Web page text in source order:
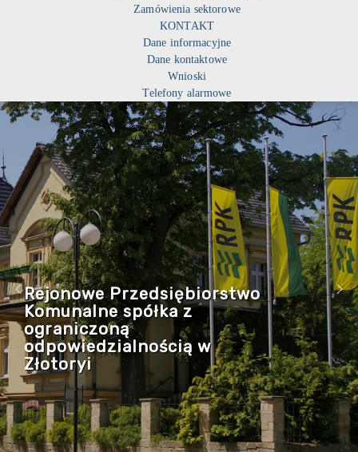
Zamówienia sektorowe
KONTAKT
Dane informacyjne
Dane kontaktowe
Wnioski
Telefony alarmowe
Rejonowe Przedsiębiorstwo
Komunalne spółka z
ograniczoną
odpowiedzialnością w
Złotoryi